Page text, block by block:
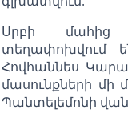
Սրբի մահից
տեղափոխվում
Հովհաննես
մասունքների մի
Պանտելեմոնի